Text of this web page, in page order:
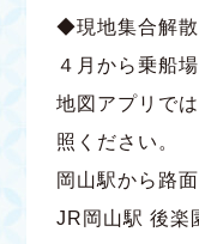
◆現地集合解散
４月から乗船
地図アプリで
照ください。
岡山駅から路
JR岡山駅 後楽